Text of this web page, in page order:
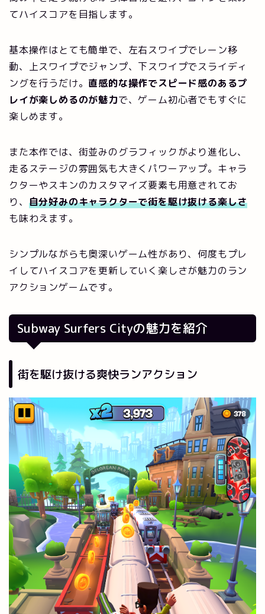
てハイスコアを目指します。
基本操作はとても簡単で、左右スワイプでレーン移
動、上スワイプでジャンプ、下スワイプでスライディ
ングを行うだけ。 直感的な操作でスピード感のあるプ
レイが楽しめるのが魅力で、ゲーム初心者でもすぐに
楽しめます。
また本作では、街並みのグラフィックがより進化し、
走るステージの雰囲気も大きくパワーアップ。キャラ
クターやスキンのカスタマイズ要素も用意されてお
り、 自分好みのキャラクターで街を駆け抜ける楽しさ
も味わえます。
シンプルながらも奥深いゲーム性があり、何度もプレ
イしてハイスコアを更新していく楽しさが魅力のラン
アクションゲームです。
Subway Surfers Cityの魅力を紹介
街を駆け抜ける爽快ランアクション